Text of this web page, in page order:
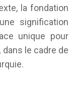
la fondation
signification
unique pour
le cadre de